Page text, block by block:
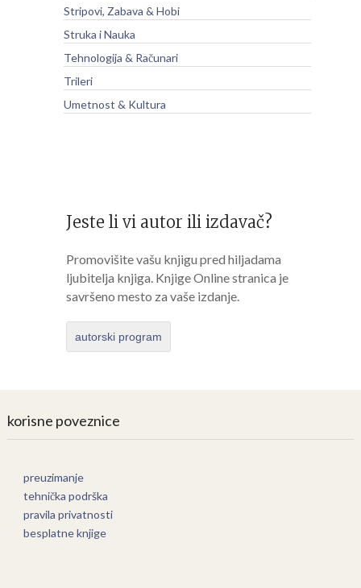
Stripovi, Zabava & Hobi
Struka i Nauka
Tehnologija & Računari
Trileri
Umetnost & Kultura
Jeste li vi autor ili izdavač?
Promovišite vašu knjigu pred hiljadama
ljubitelja knjiga. Knjige Online stranica je
savršeno mesto za vaše izdanje.
autorski program
korisne poveznice
preuzimanje
tehnička podrška
pravila privatnosti
besplatne knjige